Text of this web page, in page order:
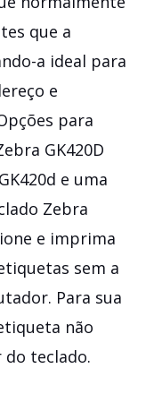
que a
a ideal para
e
para
GK420D
e uma
Zebra
e imprima
sem a
Para sua
não
teclado.